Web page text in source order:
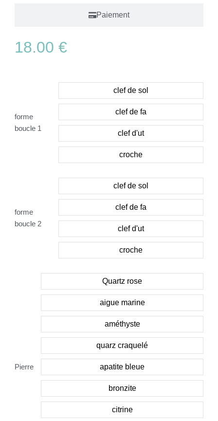
Paiement
18.00 €
forme
boucle 1
clef de sol
clef de fa
clef d'ut
croche
forme
boucle 2
clef de sol
clef de fa
clef d'ut
croche
Pierre
Quartz rose
aigue marine
améthyste
quarz craquelé
apatite bleue
bronzite
citrine